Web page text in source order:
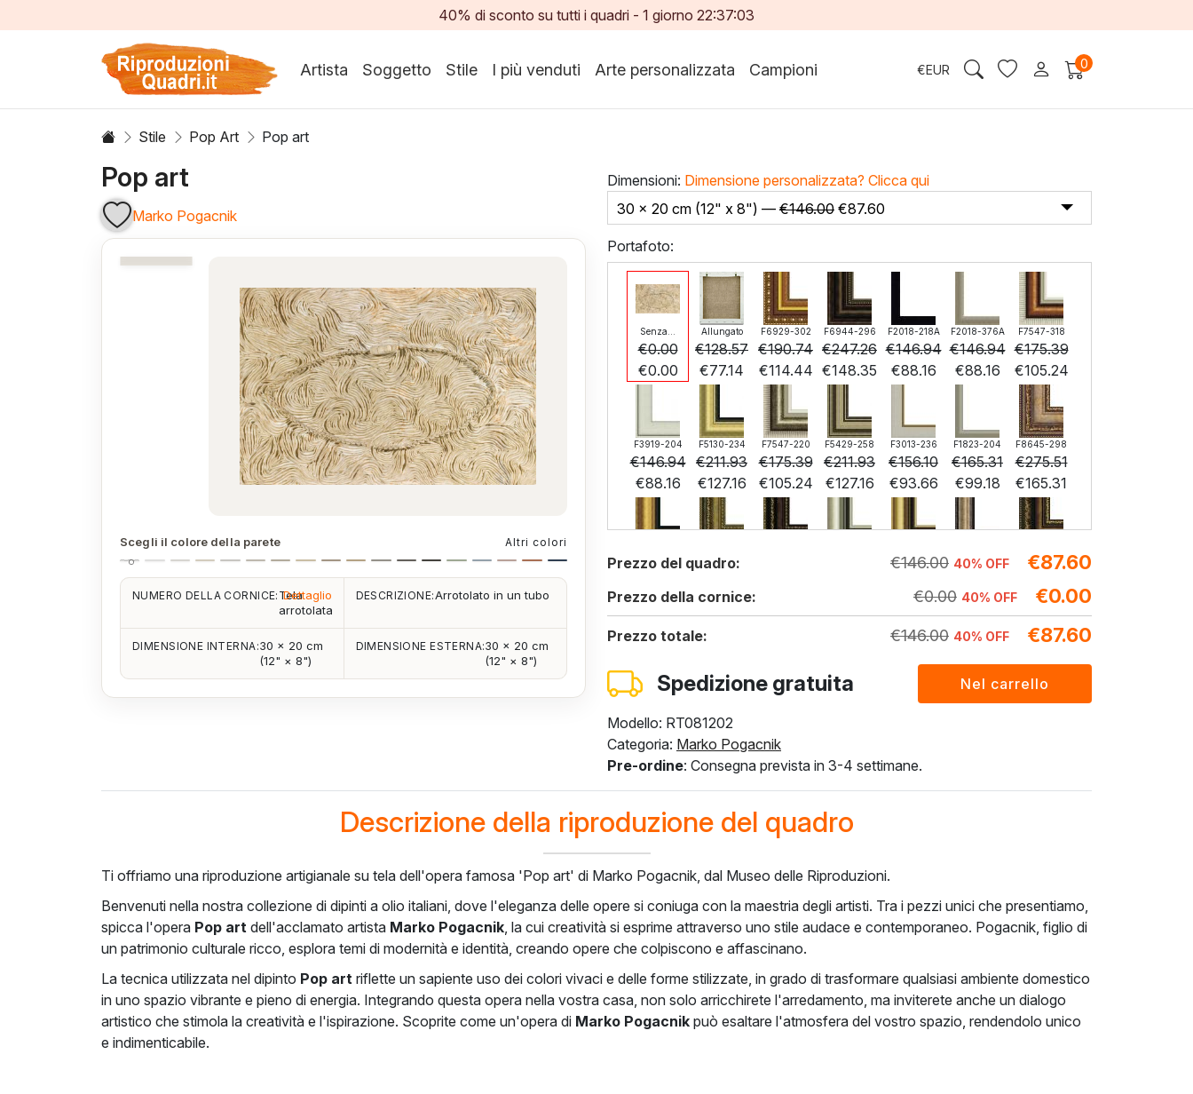
40% di sconto su tutti i quadri -1 giorno 22:37:02
Artista Soggetto Stile I più venduti Arte personalizzata Campioni €EUR 0
Stile Pop Art Pop art
Pop art
Marko Pogacnik
Scegli il colore della parete Altri colori
NUMERO DELLA CORNICE: Tela
arrotolata
Dettaglio DESCRIZIONE:Arrotolato in un tubo
DIMENSIONE INTERNA:30 × 20 cm
(12" × 8")
DIMENSIONE ESTERNA:30 × 20 cm
(12" × 8")
Dimensioni: Dimensione personalizzata? Clicca qui
30 x 20 cm (12" x 8") — €146.00 €87.60
Portafoto:
Senza...
€0.00
€0.00
Allungato
€128.57
€77.14
F6929-302
€190.74
€114.44
F6944-296
€247.26
€148.35
F2018-218A
€146.94
€88.16
F2018-376A
€146.94
€88.16
F7547-318
€175.39
€105.24
F3919-204
€146.94
€88.16
F5130-234
€211.93
€127.16
F7547-220
€175.39
€105.24
F5429-258
€211.93
€127.16
F3013-236
€156.10
€93.66
F1823-204
€165.31
€99.18
F8645-298
€275.51
€165.31
F6537-236
€87.70
F7034-298
€
€122.92
F6731-226
122.92
F4827-234
€ 116.55
F8645-296
190.01
€
114.01
€147.57 €212.76
175.20
€105.12
Prezzo del quadro: €146.00 40% OFF €87.60
Prezzo della cornice: €0.00 40% OFF €0.00
Prezzo totale: €146.00 40% OFF €87.60
Spedizione gratuita
Modello: RT081202
Categoria: Marko Pogacnik
Pre-ordine: Consegna prevista in 3-4 settimane.
Descrizione della riproduzione del quadro
Ti offriamo una riproduzione artigianale su tela dell'opera famosa 'Pop art' di Marko Pogacnik, dal Museo delle Riproduzioni.
Benvenuti nella nostra collezione di dipinti a olio italiani, dove l'eleganza delle opere si coniuga con la maestria degli artisti. Tra i pezzi unici che presentiamo,
spicca l'opera Pop art dell'acclamato artista Marko Pogacnik, la cui creatività si esprime attraverso uno stile audace e contemporaneo. Pogacnik, figlio di
un patrimonio culturale ricco, esplora temi di modernità e identità, creando opere che colpiscono e affascinano.
La tecnica utilizzata nel dipinto Pop art riflette un sapiente uso dei colori vivaci e delle forme stilizzate, in grado di trasformare qualsiasi ambiente domestico
in uno spazio vibrante e pieno di energia. Integrando questa opera nella vostra casa, non solo arricchirete l'arredamento, ma inviterete anche un dialogo
artistico che stimola la creatività e l'ispirazione. Scoprite come un'opera di Marko Pogacnik può esaltare l'atmosfera del vostro spazio, rendendolo unico
e indimenticabile.